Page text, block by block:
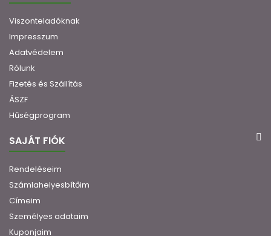
Viszonteladóknak
Impresszum
Adatvédelem
Rólunk
Fizetés és Szállítás
ÁSZF
Hűségprogram
SAJÁT FIÓK
Rendeléseim
Számlahelyesbítőim
Címeim
Személyes adataim
Kuponjaim